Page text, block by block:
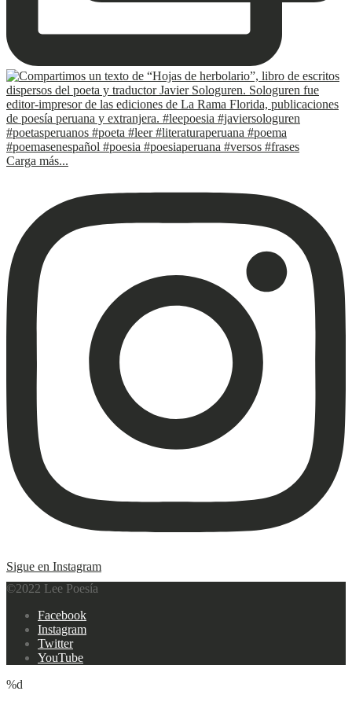
Carga más...
Sigue en Instagram
©2022 Lee Poesía
Footer
navigation
Facebook
Instagram
Twitter
YouTube
%d